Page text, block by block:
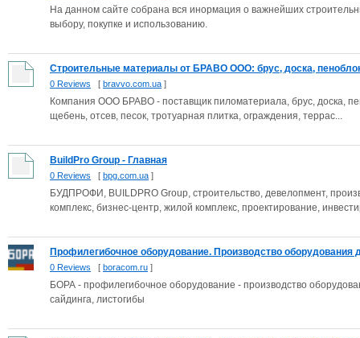
На данном сайте собрана вся инормация о важнейших
выбору, покупке и использованию.
Строительные материалы от БРАВО ООО: брус, доска,
0 Reviews [ bravvo.com.ua ]
Компания ООО БРАВО - поставщик пиломатериала, брус, доска,
щебень, отсев, песок, тротуарная плитка, ограждения, террас...
BuildPro Group - Главная
0 Reviews [ bpg.com.ua ]
БУДПРОФИ, BUILDPRO Group, строительство, девелопмент,
комплекс, бизнес-центр, жилой комплекс, проектирование,
Профилегибочное оборудование. Производство оборудования
0 Reviews [ boracom.ru ]
БОРА - профилегибочное оборудование - производство
сайдинга, листогибы